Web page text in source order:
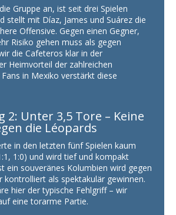
Gruppe an, ist seit drei Spielen
stellt mit Díaz, James und Suárez die
Offensive. Gegen einen Gegner,
Risiko gehen muss als gegen
die Cafeteros klar in der
Heimvorteil der zahlreichen
in Mexiko verstärkt diese
2: Unter 3,5 Tore – Keine
die Léopards
in den letzten fünf Spielen kaum
1:0) und wird tief und kompakt
ein souveränes Kolumbien wird gegen
kontrolliert als spektakulär gewinnen.
hier der typische Fehlgriff – wir
eine torarme Partie.